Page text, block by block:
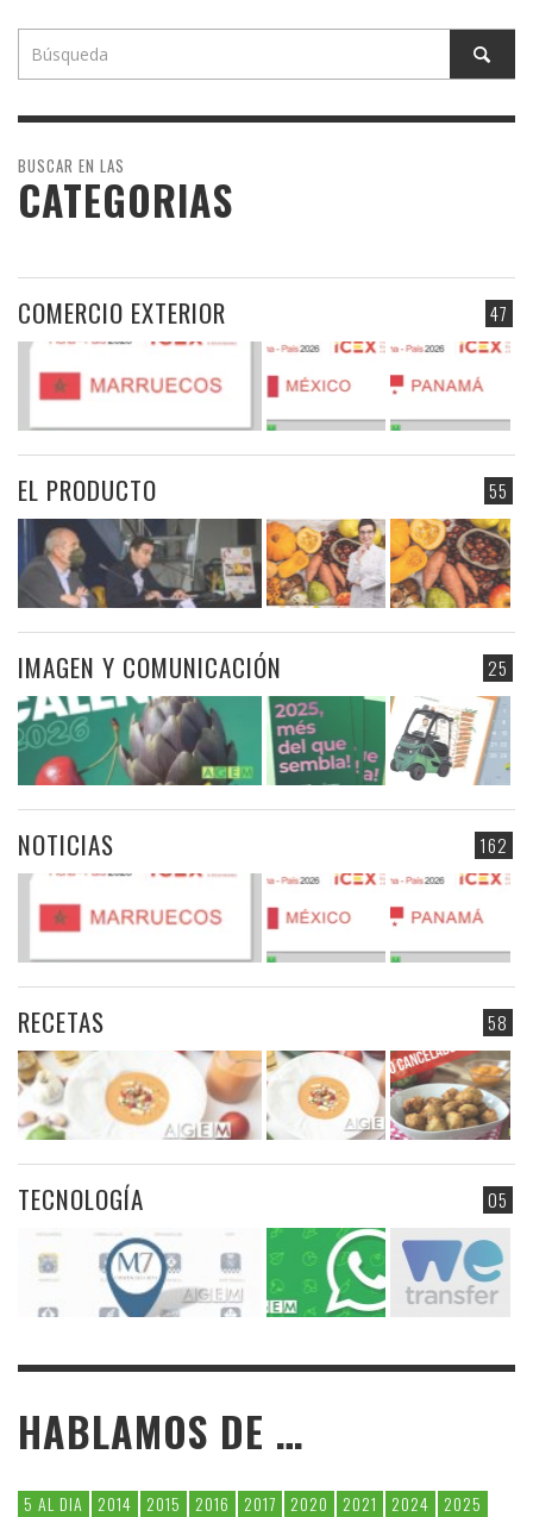
BUSCAR EN LAS
CATEGORIAS
47
COMERCIO EXTERIOR
55
EL PRODUCTO
25
IMAGEN Y COMUNICACIÓN
162
NOTICIAS
58
RECETAS
05
TECNOLOGÍA
HABLAMOS DE …
5 AL DIA 2014 2015 2016 2017 2020 2021 2024
2025